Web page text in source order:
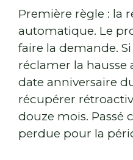
Première règle : la
automatique. Le
faire la demande.
réclamer la
date anniversaire
récupérer
douze mois. Passé
perdue pour la